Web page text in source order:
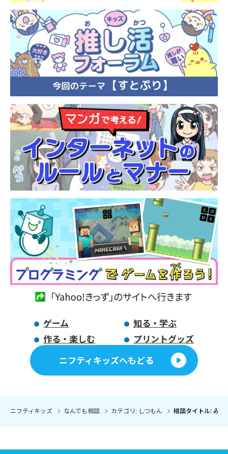
ゲーム
知る・学ぶ
作る・楽しむ
プリントグッズ
ニフティキッズへもどる
ニフティキッズ なんでも相談 カテゴリ: しつもん 相談タイトル: み